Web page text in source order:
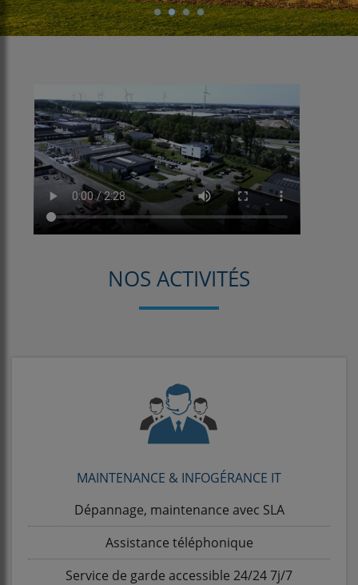
NOS ACTIVITÉS
MAINTENANCE & INFOGÉRANCE IT
Dépannage, maintenance avec SLA
Assistance téléphonique
Service de garde accessible 24/24 7j/7